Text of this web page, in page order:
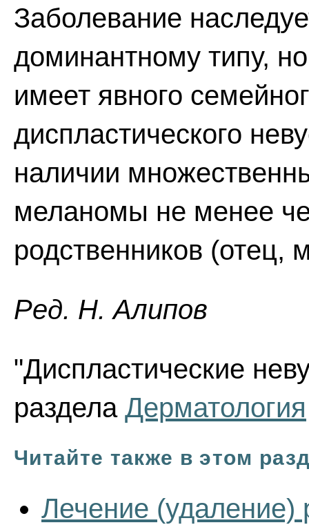
Заболевание
доминантному типу,
имеет явного
диспластического
наличии
меланомы не менее
родственников (отец,
Ред. Н. Алипов
"Диспластические
раздела Дерматология
Читайте также в этом
Лечение (удаление)